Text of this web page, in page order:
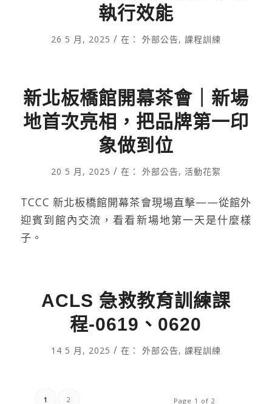
執行效能
26 5 月, 2025 / 在： 外部公告, 課程訓練
新北板橋館開幕茶會｜新場
地首次亮相，把品牌第一印
象做到位
20 5 月, 2025 / 在： 外部公告, 活動花絮
TCCC 新北板橋館開幕茶會現場直擊——從館外
迎賓到館內交流，看看新場地第一天是什麼樣
子。
ACLS 急救教育訓練課
程-0619、0620
14 5 月, 2025 / 在： 外部公告, 課程訓練
Page 1 of 2
1 2